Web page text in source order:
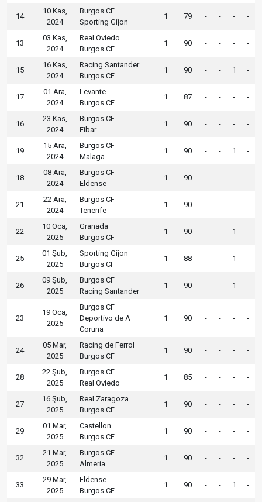
14
10 Kas,
2024
Burgos CF
Sporting Gijon
1 79 - - - -
13
03 Kas,
2024
Real Oviedo
Burgos CF
1 90 - - - -
15
16 Kas,
2024
Racing Santander
Burgos CF
1 90 - - 1 -
17
01 Ara,
2024
Levante
Burgos CF
1 87 - - - -
16
23 Kas,
2024
Burgos CF
Eibar
1 90 - - - -
19
15 Ara,
2024
Burgos CF
Malaga
1 90 - - 1 -
18
08 Ara,
2024
Burgos CF
Eldense
1 90 - - - -
21
22 Ara,
2024
Burgos CF
Tenerife
1 90 - - - -
22
10 Oca,
2025
Granada
Burgos CF
1 90 - - 1 -
25
01 Şub,
2025
Sporting Gijon
Burgos CF
1 88 - - 1 -
26
09 Şub,
2025
Burgos CF
Racing Santander
1 90 - - 1 -
23
19 Oca,
2025
Burgos CF
Deportivo de A
Coruna
1 90 - - - -
24
05 Mar,
2025
Racing de Ferrol
Burgos CF
1 90 - - - -
28
22 Şub,
2025
Burgos CF
Real Oviedo
1 85 - - - -
27
16 Şub,
2025
Real Zaragoza
Burgos CF
1 90 - - - -
29
01 Mar,
2025
Castellon
Burgos CF
1 90 - - - -
32
21 Mar,
2025
Burgos CF
Almeria
1 90 - - - -
33
29 Mar,
2025
Eldense
Burgos CF
1 90 - - 1 -